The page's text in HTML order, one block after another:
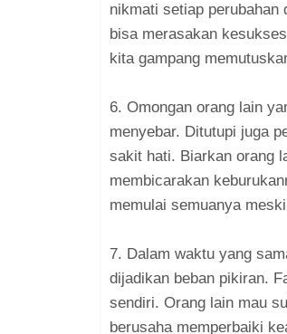
nikmati setiap perubahan
bisa merasakan
kita gampang
6. Omongan orang lain
menyebar. Ditutupi juga
sakit hati. Biarkan orang
membicarakan
memulai semuanya
7. Dalam waktu yang
dijadikan beban pikiran.
sendiri. Orang lain mau
berusaha memperbaiki